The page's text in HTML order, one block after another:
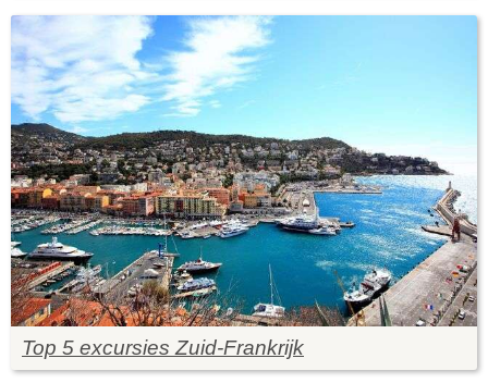
Top 5 excursies Zuid-Frankrijk